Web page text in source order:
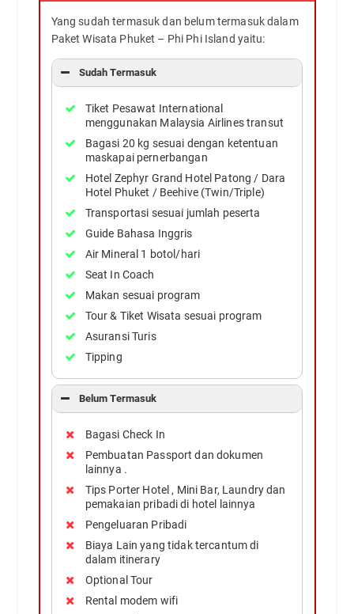
Yang sudah termasuk dan belum termasuk dalam
Paket Wisata Phuket – Phi Phi Island yaitu:
Sudah Termasuk
Tiket Pesawat International
menggunakan Malaysia Airlines transut
Bagasi 20 kg sesuai dengan ketentuan
maskapai pernerbangan
Hotel Zephyr Grand Hotel Patong / Dara
Hotel Phuket / Beehive (Twin/Triple)
Transportasi sesuai jumlah peserta
Guide Bahasa Inggris
Air Mineral 1 botol/hari
Seat In Coach
Makan sesuai program
Tour & Tiket Wisata sesuai program
Asuransi Turis
Tipping
Belum Termasuk
Bagasi Check In
Pembuatan Passport dan dokumen
lainnya .
Tips Porter Hotel , Mini Bar, Laundry dan
pemakaian pribadi di hotel lainnya
Pengeluaran Pribadi
Biaya Lain yang tidak tercantum di
dalam itinerary
Optional Tour
Rental modem wifi